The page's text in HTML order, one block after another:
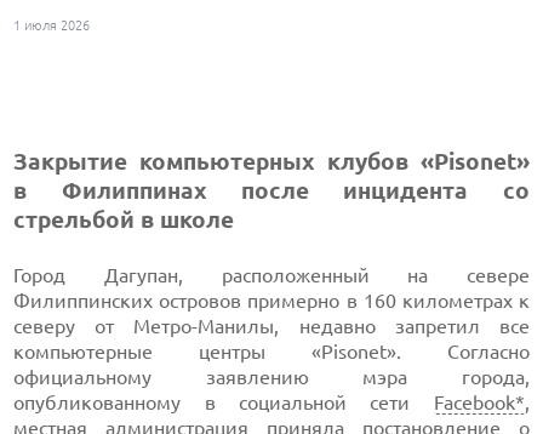
1 июля 2026
Закрытие компьютерных клубов «Pisonet»
в Филиппинах после инцидента со
стрельбой в школе
Город Дагупан, расположенный на севере
Филиппинских островов примерно в 160 километрах к
северу от Метро-Манилы, недавно запретил все
компьютерные центры «Pisonet». Согласно
официальному заявлению мэра города,
опубликованному в социальной сети Facebook*,
местная администрация приняла постановление о